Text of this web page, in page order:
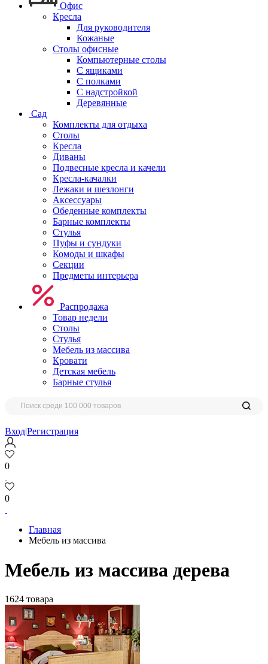
Офис
Кресла
Для руководителя
Кожаные
Столы офисные
Компьютерные столы
С ящиками
С полками
С надстройкой
Деревянные
Сад
Комплекты для отдыха
Столы
Кресла
Диваны
Подвесные кресла и качели
Кресла-качалки
Лежаки и шезлонги
Аксессуары
Обеденные комплекты
Барные комплекты
Стулья
Пуфы и сундуки
Комоды и шкафы
Секции
Предметы интерьера
Распродажа
Товар недели
Столы
Стулья
Мебель из массива
Кровати
Детская мебель
Барные стулья
Вход|Регистрация
0
0
Главная
Мебель из массива
Мебель из массива дерева
1624 товара